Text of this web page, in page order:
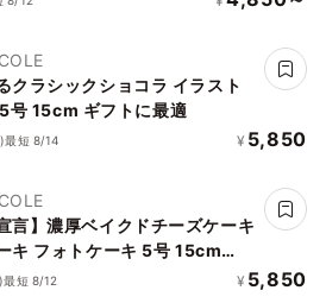
クラシックショコラ イラスト
号 15cm ギフトに最適
最短 8/14 ¥ 5,850
言】濃厚ベイクドチーズケーキ
キ フォトケーキ 5号 15cm
ョン選択でオリジナルデザイン
最短 8/12 ¥ 5,850